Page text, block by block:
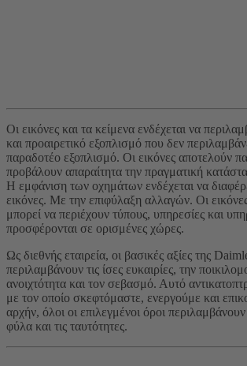
Οι εικόνες και τα κείμενα ενδέχεται να
και προαιρετικό εξοπλισμό που δεν
παραδοτέο εξοπλισμό. Οι εικόνες αποτελούν
προβάλουν απαραίτητα την πραγματική
Η εμφάνιση των οχημάτων ενδέχεται να
εικόνες. Με την επιφύλαξη αλλαγών. Οι
μπορεί να περιέχουν τύπους, υπηρεσίες και
προσφέρονται σε ορισμένες χώρες.
Ως διεθνής εταιρεία, οι βασικές αξίες της
περιλαμβάνουν τις ίσες ευκαιρίες, την
ανοιχτότητα και τον σεβασμό. Αυτό
με τον οποίο σκεφτόμαστε, ενεργούμε και
αρχήν, όλοι οι επιλεγμένοι όροι
φύλα και τις ταυτότητες.